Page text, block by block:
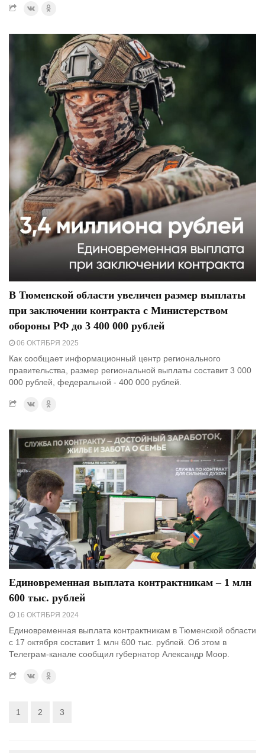
В Тюменской области увеличен размер выплаты
при заключении контракта с Министерством
обороны РФ до 3 400 000 рублей
06 ОКТЯБРЯ 2025
Как сообщает информационный центр регионального
правительства, размер региональной выплаты составит 3 000
000 рублей, федеральной - 400 000 рублей.
Единовременная выплата контрактникам – 1 млн
600 тыс. рублей
16 ОКТЯБРЯ 2024
Единовременная выплата контрактникам в Тюменской области
с 17 октября составит 1 млн 600 тыс. рублей. Об этом в
Телеграм-канале сообщил губернатор Александр Моор.
1 2 3